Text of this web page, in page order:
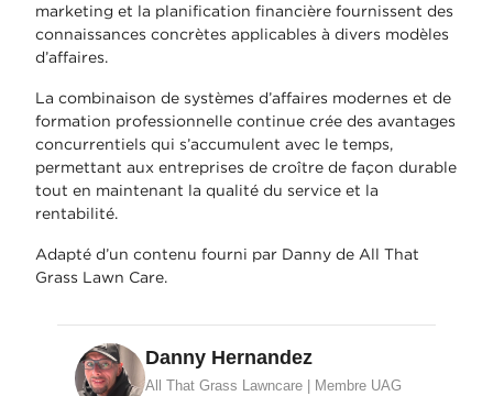
marketing et la planification financière fournissent des
connaissances concrètes applicables à divers modèles
d’affaires.
La combinaison de systèmes d’affaires modernes et de
formation professionnelle continue crée des avantages
concurrentiels qui s’accumulent avec le temps,
permettant aux entreprises de croître de façon durable
tout en maintenant la qualité du service et la
rentabilité.
Adapté d’un contenu fourni par Danny de All That
Grass Lawn Care.
Danny Hernandez
All That Grass Lawncare | Membre UAG